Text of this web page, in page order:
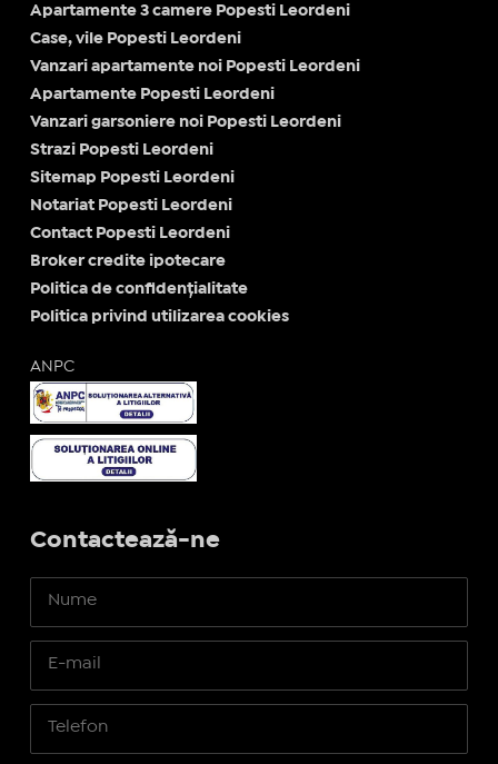
Apartamente 3 camere Popesti Leordeni
Case, vile Popesti Leordeni
Vanzari apartamente noi Popesti Leordeni
Apartamente Popesti Leordeni
Vanzari garsoniere noi Popesti Leordeni
Strazi Popesti Leordeni
Sitemap Popesti Leordeni
Notariat Popesti Leordeni
Contact Popesti Leordeni
Broker credite ipotecare
Politica de confidențialitate
Politica privind utilizarea cookies
ANPC
Contactează-ne